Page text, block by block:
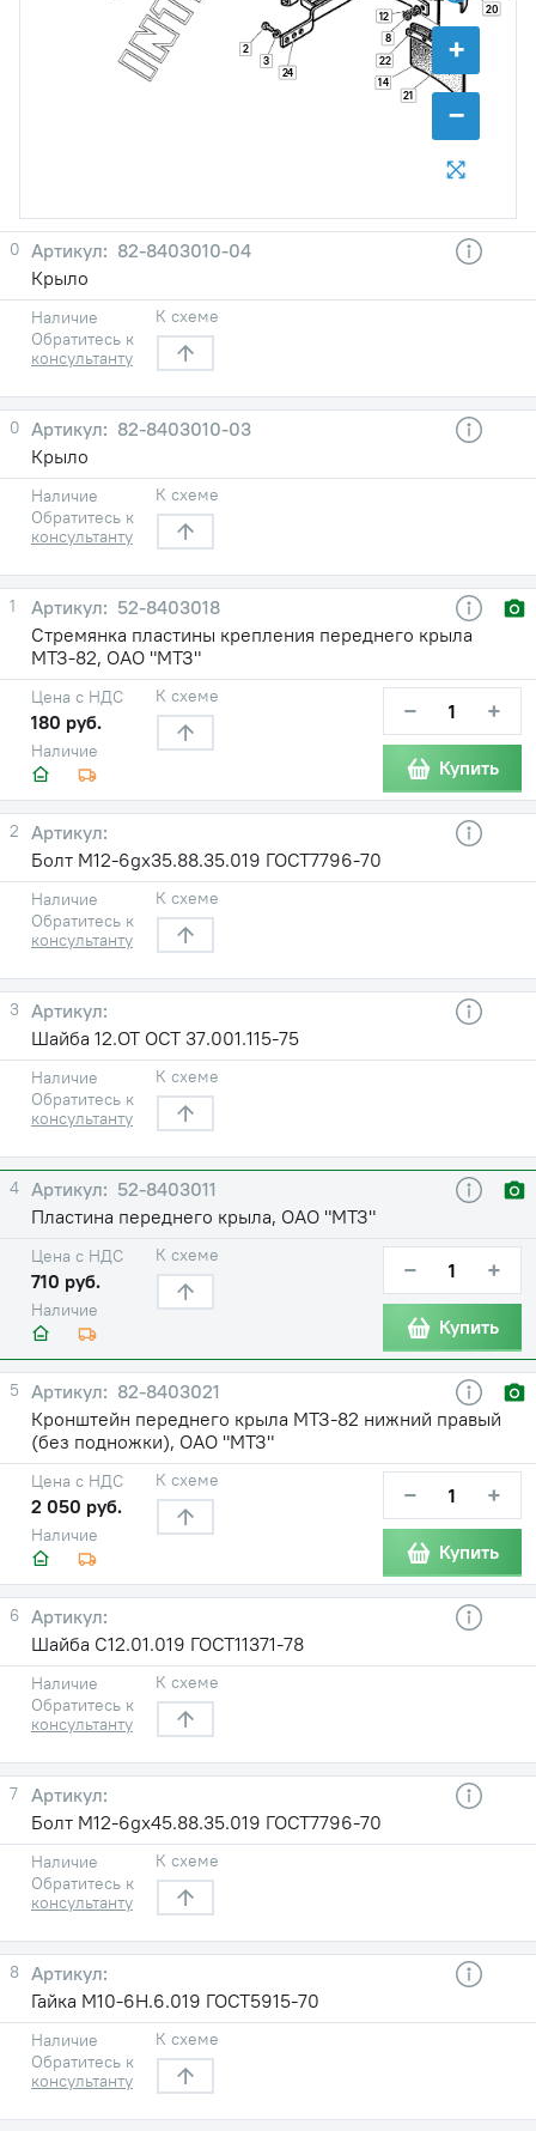
+
−
2
3
8
12
14
20
21
22
24
0
82-8403010-04
Крыло
Наличие
Обратитесь к
консультанту
К схеме
0
82-8403010-03
Крыло
Наличие
Обратитесь к
консультанту
К схеме
1
52-8403018
Стремянка пластины крепления переднего крыла
МТЗ-82, ОАО "МТЗ"
Наличие
Цена с НДС
180 руб.
К схеме − +
Купить
2
Болт М12-6gх35.88.35.019 ГОСТ7796-70
Наличие
Обратитесь к
консультанту
К схеме
3
Шайба 12.ОТ ОСТ 37.001.115-75
Наличие
Обратитесь к
консультанту
К схеме
4
52-8403011
Пластина переднего крыла, ОАО "МТЗ"
Наличие
Цена с НДС
710 руб.
К схеме − +
Купить
5
82-8403021
Кронштейн переднего крыла МТЗ-82 нижний правый
(без подножки), ОАО "МТЗ"
Наличие
Цена с НДС
2 050 руб.
К схеме − +
Купить
6
Шайба С12.01.019 ГОСТ11371-78
Наличие
Обратитесь к
консультанту
К схеме
7
Болт М12-6gх45.88.35.019 ГОСТ7796-70
Наличие
Обратитесь к
консультанту
К схеме
8
Гайка М10-6Н.6.019 ГОСТ5915-70
Наличие
Обратитесь к
консультанту
К схеме